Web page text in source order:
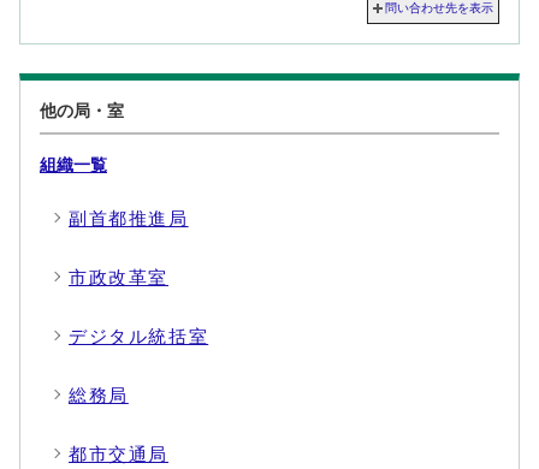
問い合わせ先を表示
他の局・室
組織一覧
副首都推進局
市政改革室
デジタル統括室
総務局
都市交通局